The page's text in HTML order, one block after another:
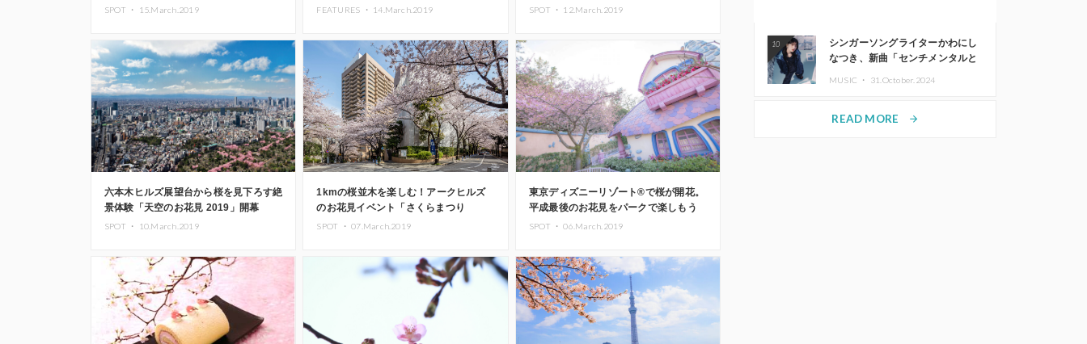
ぐ見頃に
SPOT ・ 15.March.2019 FEATURES ・ 14.March.2019
で開催
SPOT ・ 12.March.2019
六本木ヒルズ展望台から桜を見下ろす絶
景体験「天空のお花見 2019」開幕
SPOT ・ 10.March.2019
1kmの桜並木を楽しむ！アークヒルズ
のお花見イベント「さくらまつり
2019」開催決定
SPOT ・07.March.2019
東京ディズニーリゾート®で桜が開花。
平成最後のお花見をパークで楽しもう
SPOT ・06.March.2019
10
シンガーソングライターかわにし
なつき、新曲「センチメンタルと
MUSIC ・ 31.October.2024
READ MORE arrow_forward